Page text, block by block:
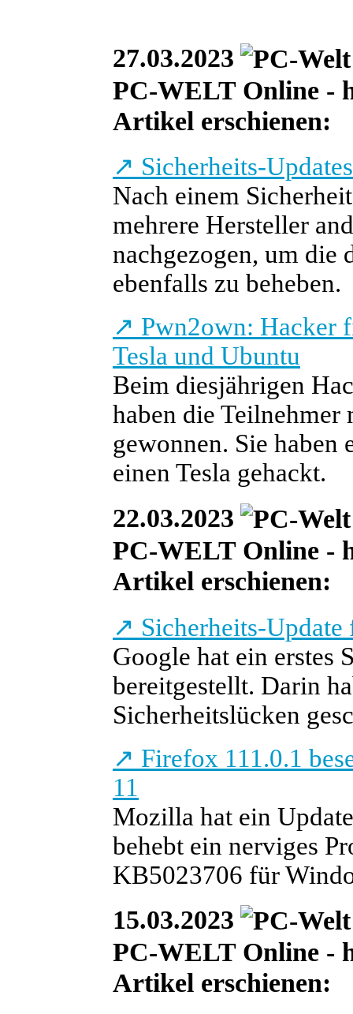
27.03.2023
PC-WELT Online -
Artikel erschienen:
↗ Sicherheits-
Nach einem
mehrere Hersteller
nachgezogen, um die
ebenfalls zu beheben.
↗ Pwn2own: Hacker
Tesla und Ubuntu
Beim diesjährigen
haben die
gewonnen. Sie haben
einen Tesla gehackt.
22.03.2023
PC-WELT Online -
Artikel erschienen:
↗ Sicherheits-
Google hat ein erstes
bereitgestellt. Darin
Sicherheitslücken
↗ Firefox 111.0.1
11
Mozilla hat ein
behebt ein nerviges
KB5023706 für
15.03.2023
PC-WELT Online -
Artikel erschienen: